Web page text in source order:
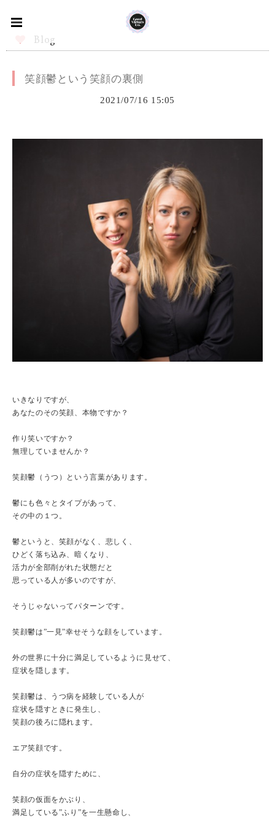
Blog
笑顔鬱という笑顔の裏側
2021/07/16 15:05
いきなりですが、
あなたのその笑顔、本物ですか？
作り笑いですか？
無理していませんか？
笑顔鬱（うつ）という言葉があります。
鬱にも色々とタイプがあって、
その中の１つ。
鬱というと、笑顔がなく、悲しく、
ひどく落ち込み、暗くなり、
活力が全部削がれた状態だと
思っている人が多いのですが、
そうじゃないってパターンです。
笑顔鬱は”一見”幸せそうな顔をしています。
外の世界に十分に満足しているように見せて、
症状を隠します。
笑顔鬱は、うつ病を経験している人が
症状を隠すときに発生し、
笑顔の後ろに隠れます。
エア笑顔です。
自分の症状を隠すために、
笑顔の仮面をかぶり、
満足している”ふり”を一生懸命し、